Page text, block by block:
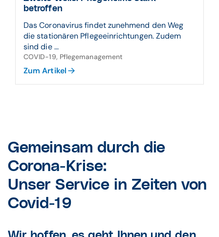
betroffen
Das Coronavirus findet zunehmend den Weg
die stationären Pflegeeinrichtungen. Zudem
sind die ...
COVID-19, Pflegemanagement
Zum Artikel
Gemeinsam durch die
Corona-Krise:
Unser Service in Zeiten von
Covid-19